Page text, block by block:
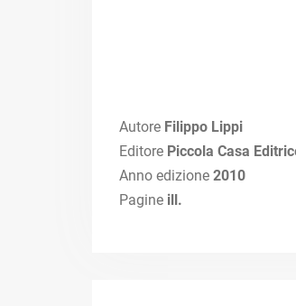
Autore Filippo Lippi
Editore Piccola Casa
Anno edizione 2010
Pagine ill.